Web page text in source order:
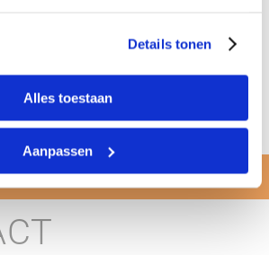
Details tonen
Alles toestaan
Aanpassen